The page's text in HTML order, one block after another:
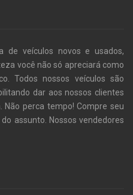
de veículos novos e usados,
você não só apreciará como
Todos nossos veículos são
dar aos nossos clientes
perca tempo! Compre seu
assunto. Nossos vendedores